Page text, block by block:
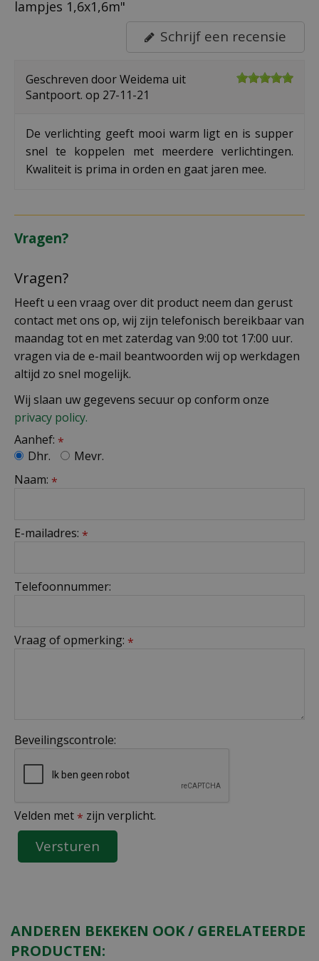
lampjes 1,6x1,6m"
Schrijf een recensie
Geschreven doorWeidema uit
Santpoort. op 27-11-21
De verlichting geeft mooi warm ligt en is supper
snel te koppelen met meerdere verlichtingen.
Kwaliteit is prima in orden en gaat jaren mee.
Vragen?
Vragen?
Heeft u een vraag over dit product neem dan gerust
contact met ons op, wij zijn telefonisch bereikbaar van
maandag tot en met zaterdag van 9:00 tot 17:00 uur.
vragen via de e-mail beantwoorden wij op werkdagen
altijd zo snel mogelijk.
Wij slaan uw gegevens secuur op conform onze
privacy policy.
Aanhef: *
Dhr.
Mevr.
Naam: *
E-mailadres: *
Telefoonnummer:
Vraag of opmerking: *
Beveilingscontrole:
Velden met * zijn verplicht.
ANDEREN BEKEKEN OOK / GERELATEERDE
PRODUCTEN: